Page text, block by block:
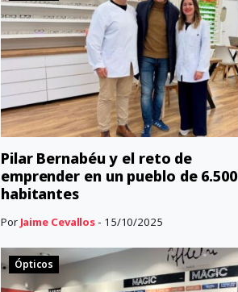
Pilar Bernabéu y el reto de
emprender en un pueblo de 6.500
habitantes
Por Jaime Cevallos - 15/10/2025
Ópticos